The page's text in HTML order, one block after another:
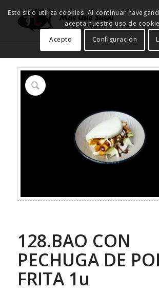
128.BAO CON
PECHUGA DE
FRITA 1u
Este sitio utiliza cookies. Al continuar
acepta nuestro uso de
Acepto
Configuración